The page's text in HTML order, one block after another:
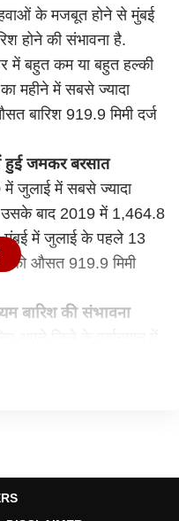
हवाओं के मजबूत होने से मुंबई
होने की संभावना है.
में बहुत कम या बहुत हल्की
महीने में सबसे ज्यादा
बारिश 919.9 मिमी दर्ज
हुई जमकर बरसात
जुलाई में सबसे ज्यादा
उसके बाद 2019 में 1,464.8
मुंबई में जुलाई के पहले 13
को औसत 919.9 मिमी
बारिश की संभावना
दर्ज किया गया था.